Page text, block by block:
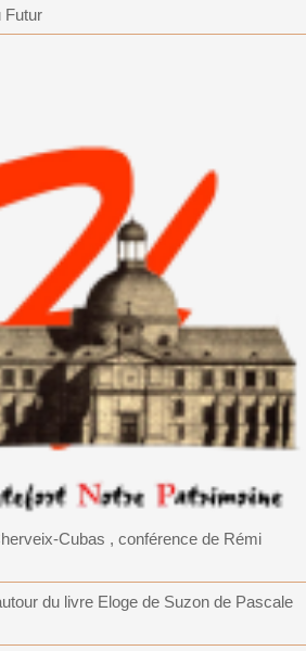
Futur
Cubas , conférence de Rémi
du livre Eloge de Suzon de Pascale